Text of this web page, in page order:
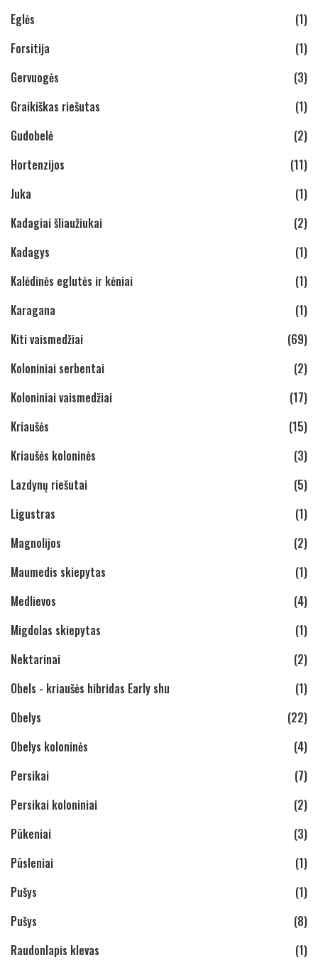
Eglės
(1)
Forsitija
(1)
Gervuogės
(3)
Graikiškas riešutas
(1)
Gudobelė
(2)
Hortenzijos
(11)
Juka
(1)
Kadagiai šliaužiukai
(2)
Kadagys
(1)
Kalėdinės eglutės ir kėniai
(1)
Karagana
(1)
Kiti vaismedžiai
(69)
Koloniniai serbentai
(2)
Koloniniai vaismedžiai
(17)
Kriaušės
(15)
Kriaušės koloninės
(3)
Lazdynų riešutai
(5)
Ligustras
(1)
Magnolijos
(2)
Maumedis skiepytas
(1)
Medlievos
(4)
Migdolas skiepytas
(1)
Nektarinai
(2)
Obels - kriaušės hibridas Early shu
(1)
Obelys
(22)
Obelys koloninės
(4)
Persikai
(7)
Persikai koloniniai
(2)
Pūkeniai
(3)
Pūsleniai
(1)
Pušys
(1)
Pušys
(8)
Raudonlapis klevas
(1)